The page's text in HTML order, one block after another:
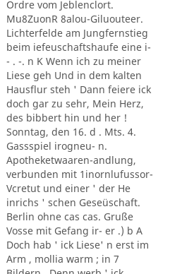
Ordre vom Jeblenclort.
Mu8ZuonR 8alou-Giluouteer.
Lichterfelde am Jungfernstieg
beim iefeuschaftshaufe eine i-
- . -. n K Wenn ich zu meiner
Liese geh Und in dem kalten
Hausflur steh ' Dann feiere ick
doch gar zu sehr, Mein Herz,
des bibbert hin und her !
Sonntag, den 16. d . Mts. 4.
Gassspiel irogneu- n.
Apotheketwaaren-andlung,
verbunden mit 1inornlufussor-
Vcretut und einer ' der He
inrichs ' schen Geseüschaft.
Berlin ohne cas cas. Gruße
Vosse mit Gefang ir- er .) b A
Doch hab ' ick Liese' n erst im
Arm , mollia warm ; in 7